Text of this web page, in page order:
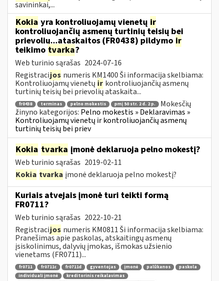
savininkai,...
Kokia yra kontroliuojamų vienetų ir
kontroliuojančių asmenų turtinių teisių bei
prievolių...ataskaitos (FR0438) pildymo ir
teikimo tvarka?
Web turinio sąrašas 2024-07-16
Registracijos numeris KM1400 Ši informacija skelbiama:
Kontroliuojamų vienetų ir kontroliuojančių asmenų
turtinių teisių bei prievolių ataskaita...
fr0438 terminas pelno mokestis pmį 50 str. 2 d. 2 p.
Mokesčių
žinyno kategorijos: Pelno mokestis » Deklaravimas »
Kontroliuojamų vienetų ir kontroliuojančių asmenų
turtinių teisių bei priev
Kokia tvarka įmonė deklaruoja pelno mokestį?
Web turinio sąrašas 2019-02-11
Kokia tvarka įmonė deklaruoja pelno mokestį?
Kuriais atvejais įmonė turi teikti formą
FR0711?
Web turinio sąrašas 2022-10-21
Registracijos numeris KM0811 Ši informacija skelbiama:
Pranešimas apie paskolas, atskaitingų asmenų
įsiskolinimus, dalyvių įmokas, išmokas užsienio
vienetams (FR0711)...
fr0711 fr0711c fr0711d gyventojas įmonė palūkanos
paskola
individuali įmonė
kreditorinis reikalavimas